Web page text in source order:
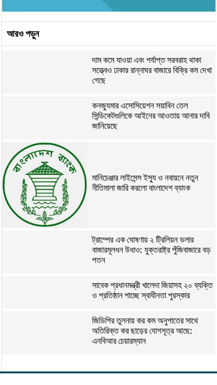
আরও পড়ুন
দাম কমে যাওয়া এবং পর্যাপ্ত সরবরাহ থাকা
সত্ত্বেও ঢাকার রান্নাঘর বাজারে বিক্রি কম দেখা
গেছে
কনজ্যুমার এসোসিয়েশন সয়াবিন তেল
সিন্ডিকেটগুলিকে আইনের আওতায় আনার দাবি
জানিয়েছে
মানিচেঞ্জার লাইসেন্স ইস্যু ও নবায়নে নতুন
নীতিমালা জারি করলো বাংলাদেশ ব্যাংক
ট্রাম্পের এক ঘোষণায় ২ ট্রিলিয়ন ডলার
বাজারমূলধন উধাও: যুক্তরাষ্ট্র পুঁজিবাজারে বড়
পতন
সাবেক প্রধানমন্ত্রী খালেদা জিয়াসহ ২০ ব্যক্তি
ও প্রতিষ্ঠান পাচ্ছে স্বাধীনতা পুরস্কার
জিডিপির তুলনায় কর কম অনুপাতের সাথে
অতিরিক্ত কর ছাড়ের যোগসূত্র আছে:
এনবিআর চেয়ারম্যান